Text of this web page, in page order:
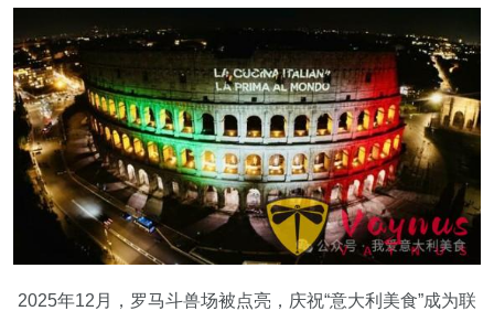
2025年12月，罗马斗兽场被点亮，庆祝“意大利美食”成为联